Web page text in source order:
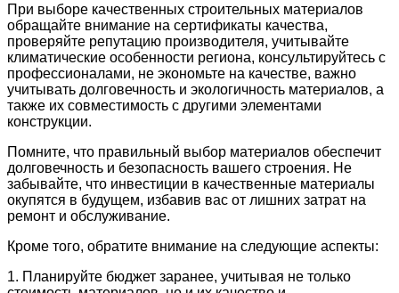
При выборе качественных строительных материалов
обращайте внимание на сертификаты качества,
проверяйте репутацию производителя, учитывайте
климатические особенности региона, консультируйтесь с
профессионалами, не экономьте на качестве, важно
учитывать долговечность и экологичность материалов, а
также их совместимость с другими элементами
конструкции.
Помните, что правильный выбор материалов обеспечит
долговечность и безопасность вашего строения. Не
забывайте, что инвестиции в качественные материалы
окупятся в будущем, избавив вас от лишних затрат на
ремонт и обслуживание.
Кроме того, обратите внимание на следующие аспекты:
1. Планируйте бюджет заранее, учитывая не только